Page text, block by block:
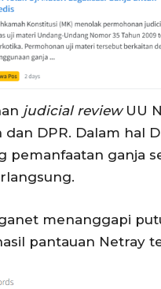
judicial reviewUU
DPR. Dalam hal
ganja
menanggapi
pantauan Netray